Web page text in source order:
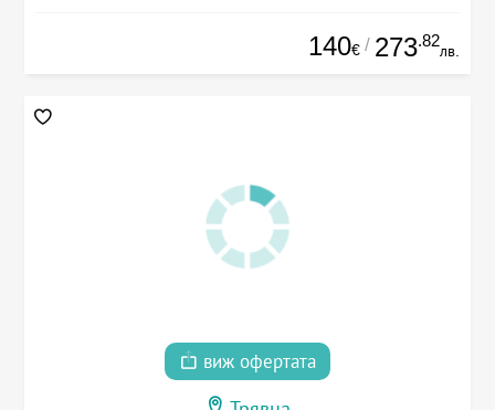
140€ / 273.82
лв.
виж офертата